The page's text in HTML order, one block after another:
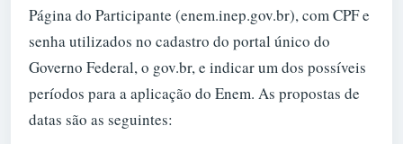
Página do Participante (enem.inep.gov.br), com CPF e
senha utilizados no cadastro do portal único do
Governo Federal, o gov.br, e indicar um dos possíveis
períodos para a aplicação do Enem. As propostas de
datas são as seguintes: